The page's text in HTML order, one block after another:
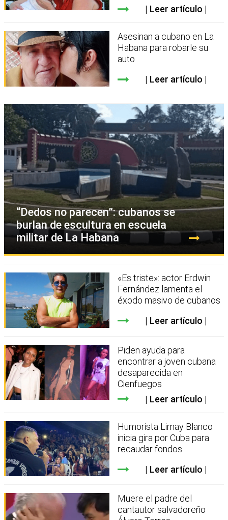
Leer artículo
Asesinan a cubano en La
Habana para robarle su
auto
Leer artículo
“Dedos no parecen”: cubanos se
burlan de escultura en escuela
militar de La Habana
«Es triste»: actor Erdwin
Fernández lamenta el
éxodo masivo de cubanos
Leer artículo
Piden ayuda para
encontrar a joven cubana
desaparecida en
Cienfuegos
Leer artículo
Humorista Limay Blanco
inicia gira por Cuba para
recaudar fondos
Leer artículo
Muere el padre del
cantautor salvadoreño